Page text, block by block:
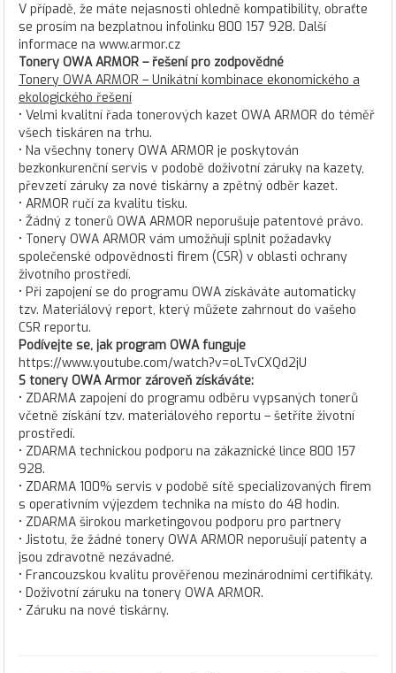
V případě, že máte nejasnosti ohledně kompatibility, obraťte
se prosím na bezplatnou infolinku 800 157 928. Další
informace na www.armor.cz
Tonery OWA ARMOR – řešení pro zodpovědné
Tonery OWA ARMOR – Unikátní kombinace ekonomického a
ekologického řešení
• Velmi kvalitní řada tonerových kazet OWA ARMOR do téměř
všech tiskáren na trhu.
• Na všechny tonery OWA ARMOR je poskytován
bezkonkurenční servis v podobě doživotní záruky na kazety,
převzetí záruky za nové tiskárny a zpětný odběr kazet.
• ARMOR ručí za kvalitu tisku.
• Žádný z tonerů OWA ARMOR neporušuje patentové právo.
• Tonery OWA ARMOR vám umožňují splnit požadavky
společenské odpovědnosti firem (CSR) v oblasti ochrany
životního prostředí.
• Při zapojení se do programu OWA získáváte automaticky
tzv. Materiálový report, který můžete zahrnout do vašeho
CSR reportu.
Podívejte se, jak program OWA funguje
https://www.youtube.com/watch?v=oLTvCXQd2jU
S tonery OWA Armor zároveň získáváte:
• ZDARMA zapojení do programu odběru vypsaných tonerů
včetně získání tzv. materiálového reportu – šetříte životní
prostředí.
• ZDARMA technickou podporu na zákaznické lince 800 157
928.
• ZDARMA 100% servis v podobě sítě specializovaných firem
s operativním výjezdem technika na místo do 48 hodin.
• ZDARMA širokou marketingovou podporu pro partnery
• Jistotu, že žádné tonery OWA ARMOR neporušují patenty a
jsou zdravotně nezávadné.
• Francouzskou kvalitu prověřenou mezinárodními certifikáty.
• Doživotní záruku na tonery OWA ARMOR.
• Záruku na nové tiskárny.